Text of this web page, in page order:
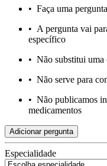
• Faça uma
• A pergunta vai
específico
• Não substitui uma
• Não serve para
• Não publicamos
medicamentos
Adicionar pergunta
Especialidade